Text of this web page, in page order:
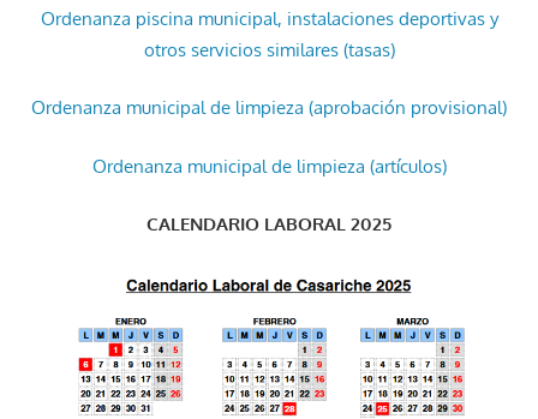
Ordenanza piscina municipal, instalaciones deportivas y
otros servicios similares (tasas)
Ordenanza municipal de limpieza (aprobación provisional)
Ordenanza municipal de limpieza (artículos)
CALENDARIO LABORAL 2025